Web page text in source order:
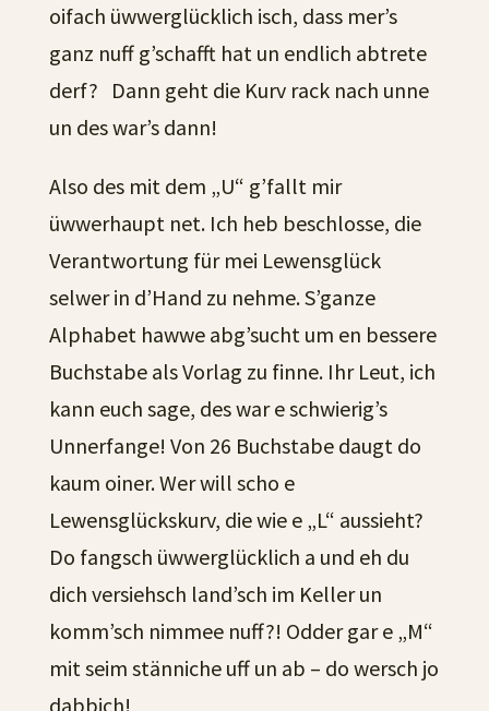
oifach üwwerglücklich isch, dass mer’s
ganz nuff g’schafft hat un endlich abtrete
derf? Dann geht die Kurv rack nach unne
un des war’s dann!
Also des mit dem „U“ g’fallt mir
üwwerhaupt net. Ich heb beschlosse, die
Verantwortung für mei Lewensglück
selwer in d’Hand zu nehme. S’ganze
Alphabet hawwe abg’sucht um en bessere
Buchstabe als Vorlag zu finne. Ihr Leut, ich
kann euch sage, des war e schwierig’s
Unnerfange! Von 26 Buchstabe daugt do
kaum oiner. Wer will scho e
Lewensglückskurv, die wie e „L“ aussieht?
Do fangsch üwwerglücklich a und eh du
dich versiehsch land’sch im Keller un
komm’sch nimmee nuff?! Odder gar e „M“
mit seim stänniche uff un ab – do wersch jo
dabbich!